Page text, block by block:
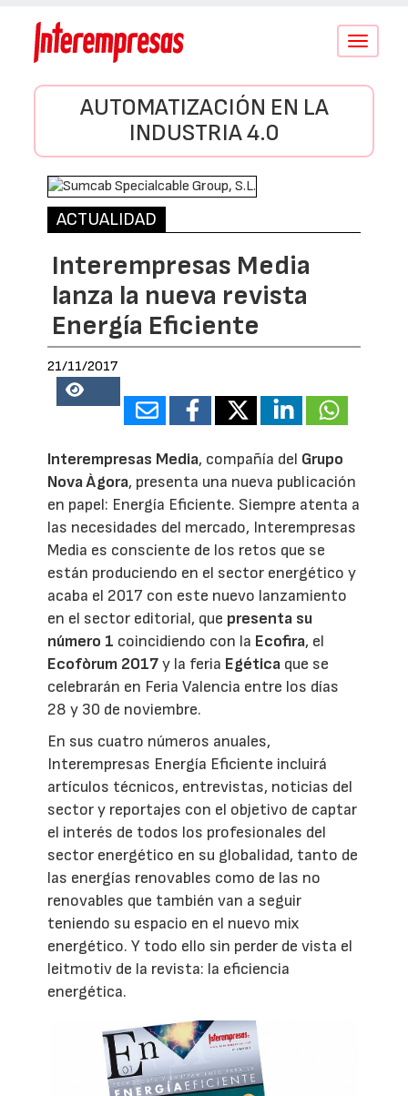
Conmutar
AUTOMATIZACIÓN EN LA
INDUSTRIA 4.0
ACTUALIDAD
Interempresas Media
lanza la nueva revista
Energía Eficiente
21/11/2017
28714
Interempresas Media, compañía del Grupo
Nova Àgora, presenta una nueva publicación
en papel: Energía Eficiente. Siempre atenta a
las necesidades del mercado, Interempresas
Media es consciente de los retos que se
están produciendo en el sector energético y
acaba el 2017 con este nuevo lanzamiento
en el sector editorial, que presenta su
número 1 coincidiendo con la Ecofira, el
Ecofòrum 2017y la feria Egética que se
celebrarán en Feria Valencia entre los días
28 y 30 de noviembre.
En sus cuatro números anuales,
Interempresas Energía Eficiente incluirá
artículos técnicos, entrevistas, noticias del
sector y reportajes con el objetivo de captar
el interés de todos los profesionales del
sector energético en su globalidad, tanto de
las energías renovables como de las no
renovables que también van a seguir
teniendo su espacio en el nuevo mix
energético. Y todo ello sin perder de vista el
leitmotiv de la revista: la eficiencia
energética.